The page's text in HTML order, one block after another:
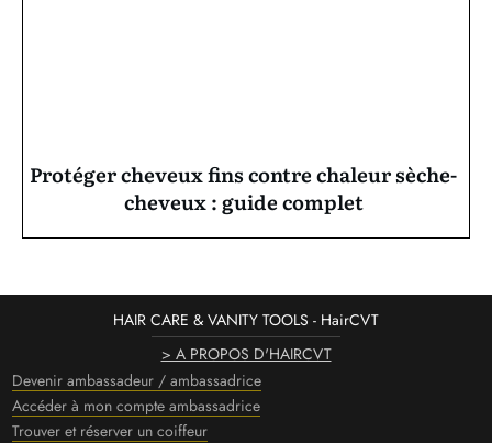
Protéger cheveux fins contre chaleur sèche-
cheveux : guide complet
HAIR CARE & VANITY TOOLS - HairCVT
> A PROPOS D'HAIRCVT
Devenir ambassadeur / ambassadrice
Accéder à mon compte ambassadrice
Trouver et réserver un coiffeur